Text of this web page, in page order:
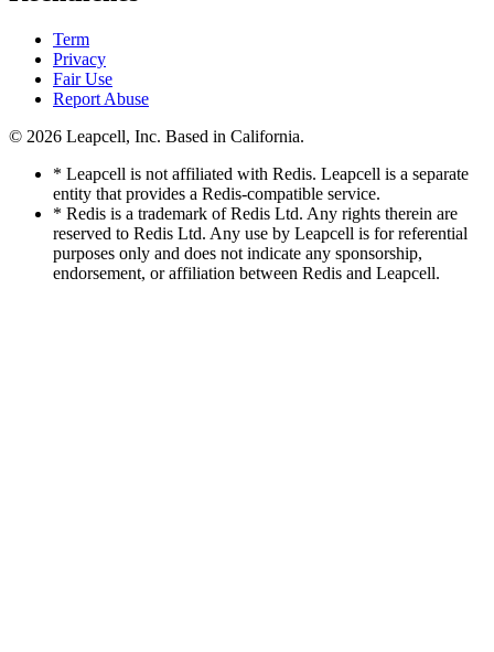
Term
Privacy
Fair Use
Report Abuse
© 2026 Leapcell, Inc. Based in California.
* Leapcell is not affiliated with Redis. Leapcell is a separate
entity that provides a Redis-compatible service.
* Redis is a trademark of Redis Ltd. Any rights therein are
reserved to Redis Ltd. Any use by Leapcell is for referential
purposes only and does not indicate any sponsorship,
endorsement, or affiliation between Redis and Leapcell.